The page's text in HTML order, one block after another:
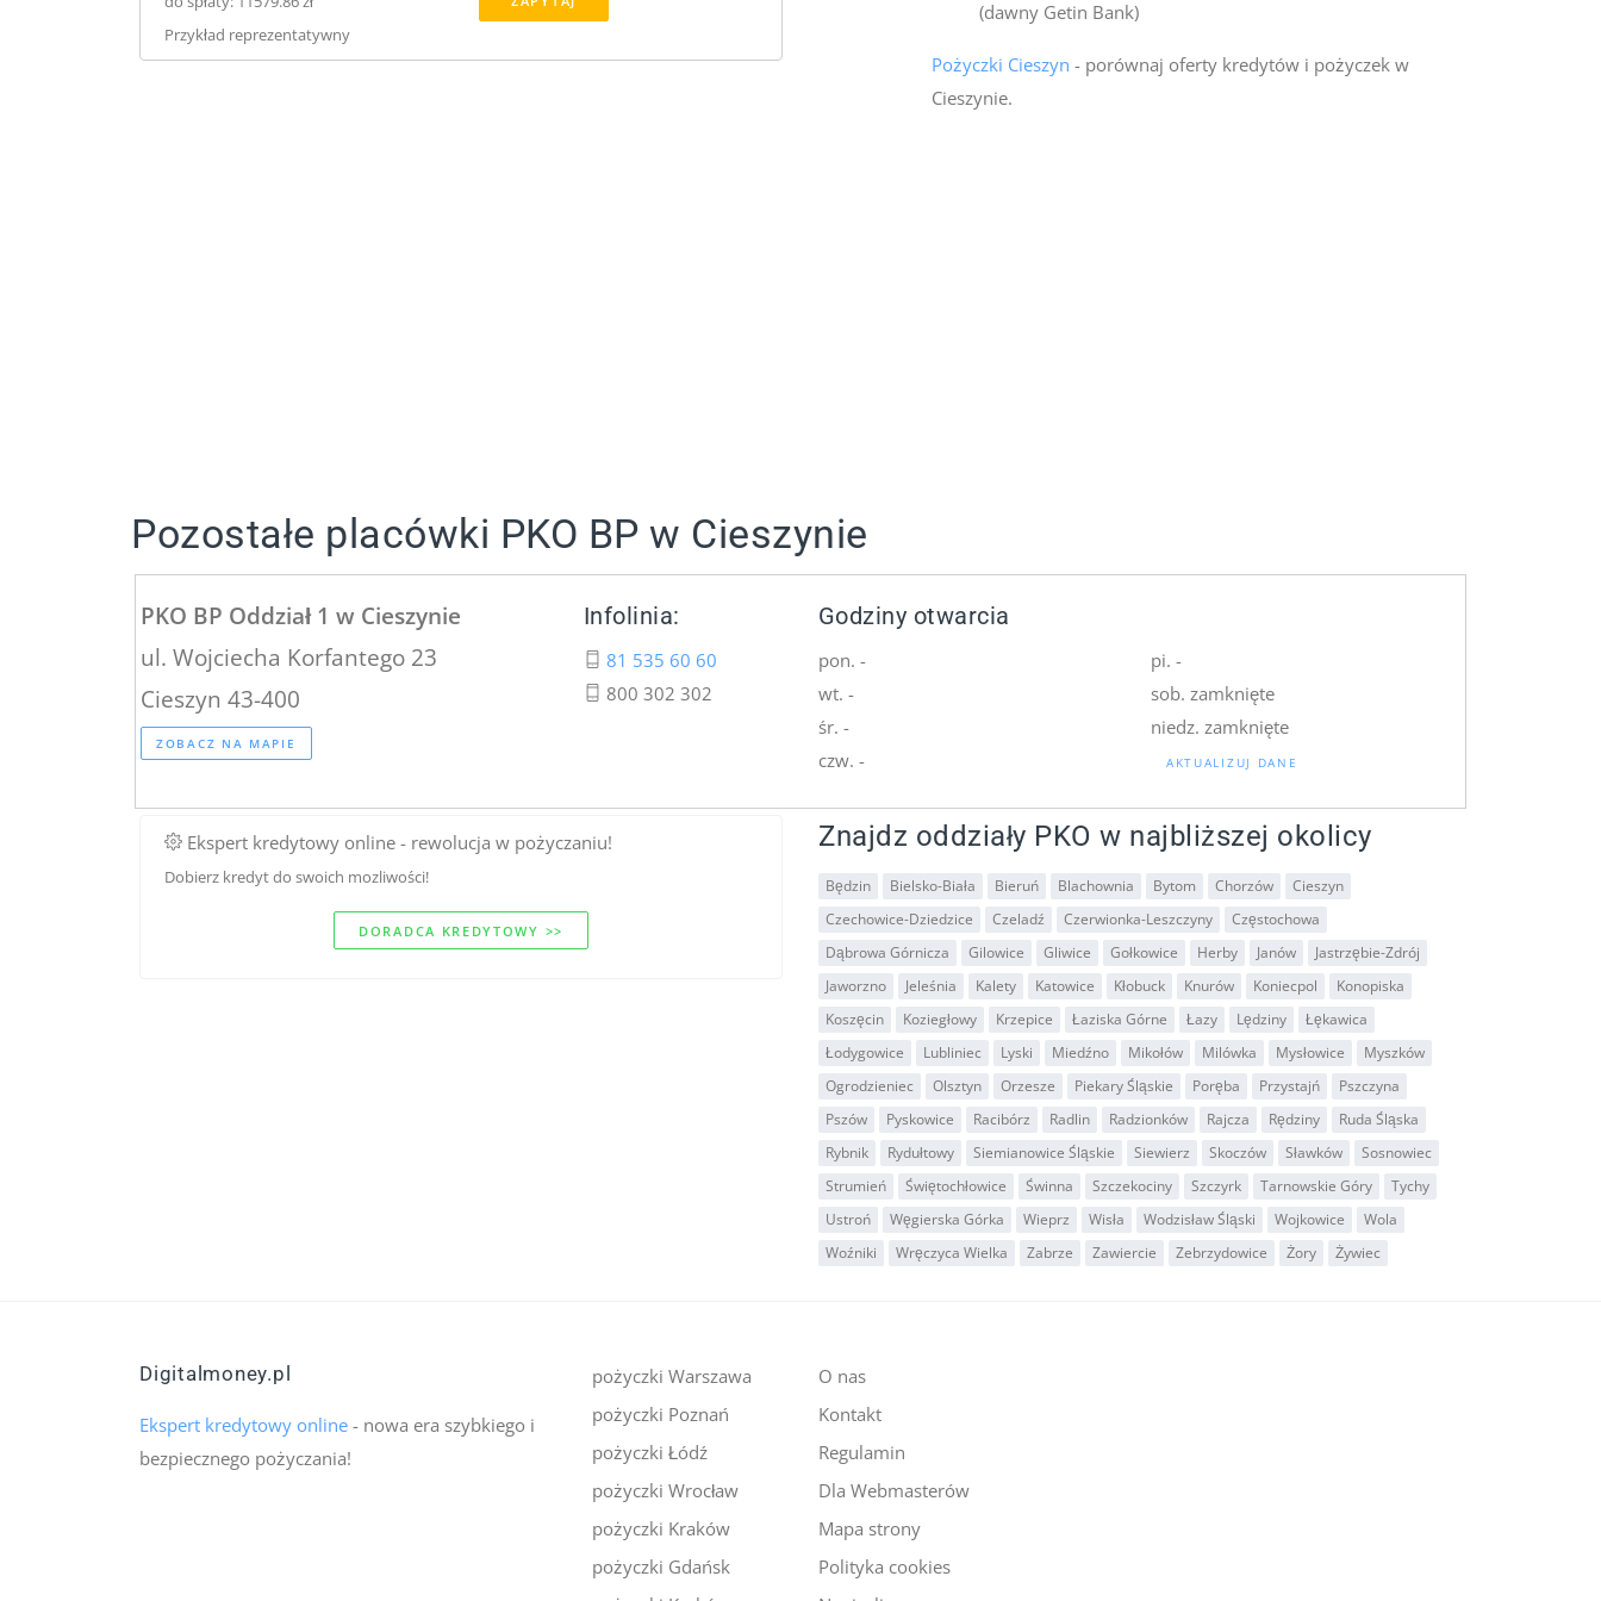
Przykład reprezentatywny
(dawny Getin Bank)
Pożyczki Cieszyn - porównaj oferty kredytów i pożyczek w
Cieszynie.
Pozostałe placówki PKO BP w Cieszynie
PKO BP Oddział 1 w Cieszynie
ul. Wojciecha Korfantego 23
Cieszyn 43-400
ZOBACZ NA MAPIE
Infolinia:
81 535 60 60
800 302 302
Godziny otwarcia
pon. -
wt. -
śr. -
czw. -
pi. -
sob. zamknięte
niedz. zamknięte
AKTUALIZUJ DANE
Ekspert kredytowy online - rewolucja w pożyczaniu!
Dobierz kredyt do swoich mozliwości!
DORADCA KREDYTOWY >>
Znajdz oddziały PKO w najbliższej okolicy
Będzin Bielsko-Biała Bieruń Blachownia Bytom Chorzów
Cieszyn
Czechowice-Dziedzice
Czeladź Czerwionka-Leszczyny
Częstochowa
Dąbrowa Górnicza
Gilowice Gliwice Gołkowice Herby Janów
Jastrzębie-Zdrój
Jaworzno
Jeleśnia Kalety Katowice Kłobuck Knurów Koniecpol
Konopiska
Koszęcin
Koziegłowy Krzepice Łaziska Górne Łazy Lędziny
Łękawica
Łodygowice
Lubliniec Lyski Miedźno Mikołów Milówka Mysłowice
Myszków
Ogrodzieniec
Olsztyn Orzesze Piekary Śląskie Poręba Przystajń
Pszczyna
Pszów
Pyskowice Racibórz Radlin Radzionków Rajcza Rędziny
Ruda Śląska
Rybnik
Rydułtowy Siemianowice Śląskie Siewierz Skoczów Sławków
Sosnowiec
Strumień
Świętochłowice Świnna Szczekociny Szczyrk Tarnowskie Góry
Tychy
Ustroń
Węgierska Górka Wieprz Wisła Wodzisław Śląski Wojkowice
Wola
Woźniki
Wręczyca Wielka Zabrze Zawiercie Zebrzydowice Żory Żywiec
pożyczki Warszawa
pożyczki Poznań
pożyczki Łódź
pożyczki Wrocław
pożyczki Kraków
pożyczki Gdańsk
O nas
Kontakt
Regulamin
Dla Webmasterów
Mapa strony
Polityka cookies
Digitalmoney.pl
Ekspert kredytowy online - nowa era szybkiego i
bezpiecznego pożyczania!